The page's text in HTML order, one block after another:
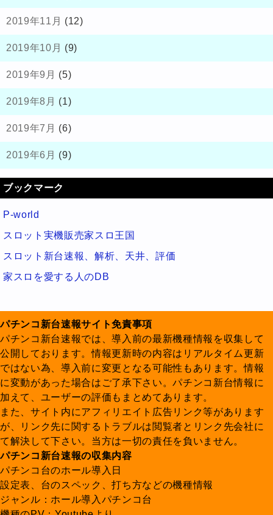
2019年11月 (12)
2019年10月 (9)
2019年9月 (5)
2019年8月 (1)
2019年7月 (6)
2019年6月 (9)
ブックマーク
P-world
スロット実機販売家スロ王国
スロット新台速報、解析、天井、評価
家スロを愛する人のDB
パチンコ新台速報サイト免責事項
パチンコ新台速報では、導入前の最新機種情報を収集して
公開しております。情報更新時の内容はリアルタイム更新
ではない為、導入前に変更となる可能性もあります。情報
に変動があった場合はご了承下さい。パチンコ新台情報に
加えて、ユーザーの評価もまとめてあります。
また、サイト内にアフィリエイト広告リンク等があります
が、リンク先に関するトラブルは閲覧者とリンク先会社に
て解決して下さい。当方は一切の責任を負いません。
パチンコ新台速報の収集内容
パチンコ台のホール導入日
設定表、台のスペック、打ち方などの機種情報
ジャンル：ホール導入パチンコ台